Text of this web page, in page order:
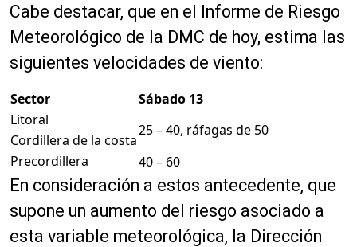
Cabe destacar, que en el Informe de Riesgo
Meteorológico de la DMC de hoy, estima las
siguientes velocidades de viento:
Sector
Sábado 13
Litoral
25 – 40, ráfagas de 50
Cordillera de la costa
Precordillera
40 – 60
En consideración a estos antecedente, que
supone un aumento del riesgo asociado a
esta variable meteorológica, la Dirección